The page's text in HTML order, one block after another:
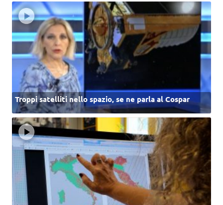
Troppi satelliti nello spazio, se ne parla al Cospar